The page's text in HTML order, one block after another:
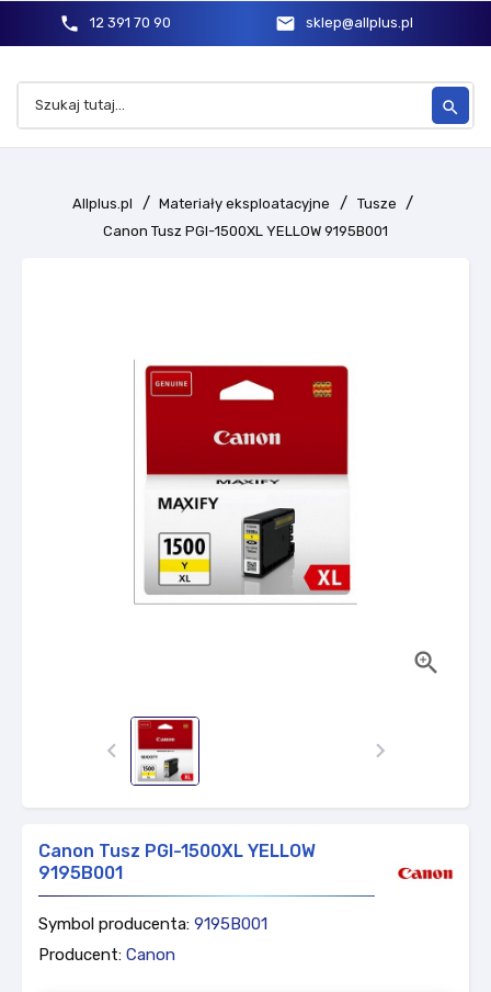
phone 12 391 70 90 mail sklep@allplus.pl
search
Allplus.pl Materiały eksploatacyjne
Tusze
Canon Tusz PGI-1500XL YELLOW 9195B001

 
Canon Tusz PGI-1500XL YELLOW
9195B001
Symbol producenta: 9195B001
Producent: Canon